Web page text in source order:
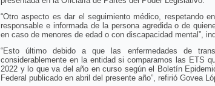
“Otro aspecto es dar el seguimiento médico, respetando
responsable e informada de la persona agredida o de
en caso de menores de edad o con discapacidad mental”,
“Esto último debido a que las enfermedades de
considerablemente en la entidad si comparamos las ETS
2022 y lo que va del año en curso según el Boletín
Federal publicado en abril del presente año”, refirió Govea